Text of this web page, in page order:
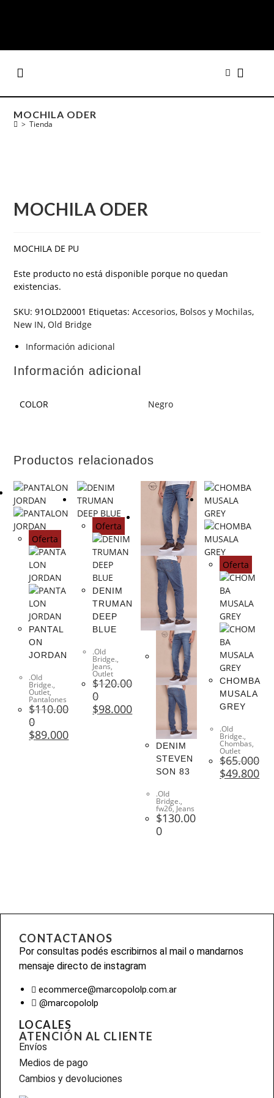
MOCHILA ODER
> Tienda
MOCHILA ODER
MOCHILA DE PU
Este producto no está disponible porque no quedan
existencias.
SKU:91OLD20001 Etiquetas:Accesorios, Bolsos y Mochilas,
New IN,Old Bridge
Información adicional
Información adicional
COLOR Negro
Productos relacionados
Oferta
PANTAL
ON
JORDAN
.Old
Bridge.,
Outlet,
Pantalones
$110.00
0
$89.000
Oferta
DENIM
TRUMAN
DEEP
BLUE
.Old
Bridge.,
Jeans,
Outlet
$120.00
0
$98.000
DENIM
STEVEN
SON 83
.Old
Bridge.,
fw26, Jeans
$130.00
0
Oferta
CHOMBA
MUSALA
GREY
.Old
Bridge.,
Chombas,
Outlet
$65.000
$49.800
CONTACTANOS
Por consultas podés escribirnos al mail o mandarnos
mensaje directo de instagram
ecommerce@marcopololp.com.ar
@marcopololp
LOCALES
ATENCIÓN AL CLIENTE
Envíos
Medios de pago
Cambios y devoluciones